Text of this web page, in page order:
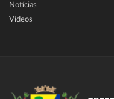
Notícias
Vídeos